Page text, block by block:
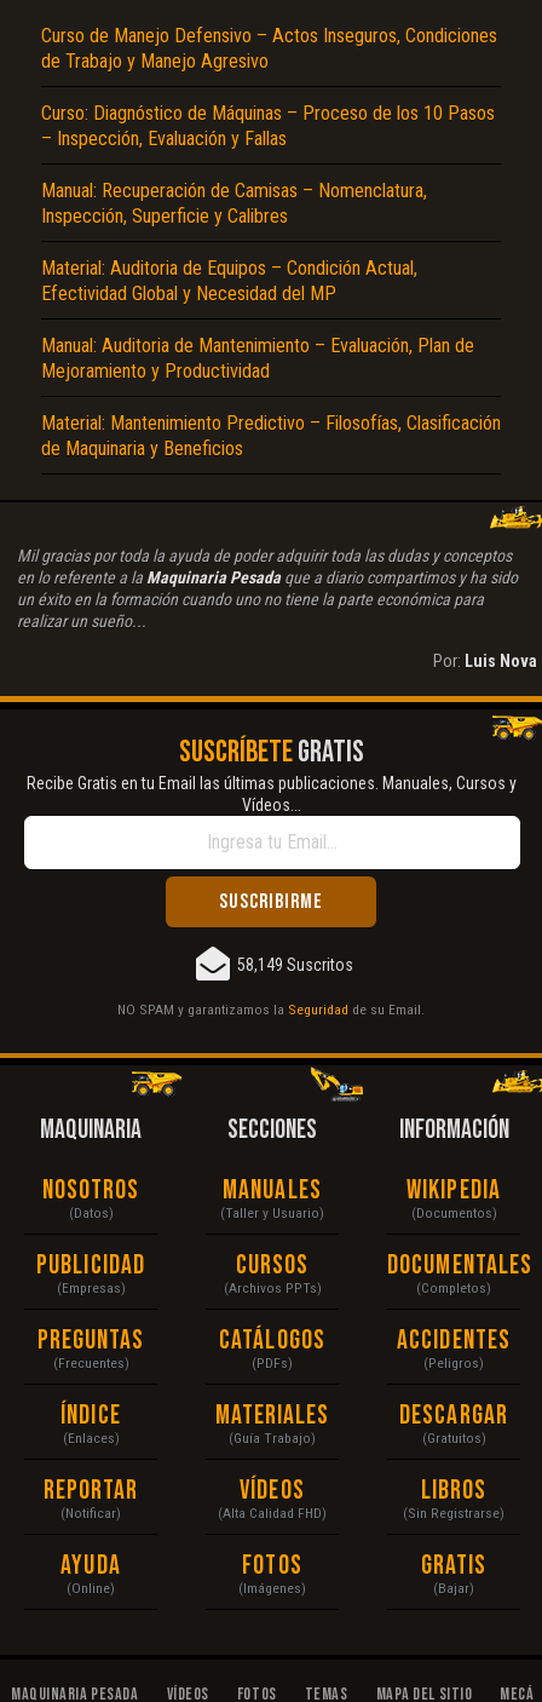
Curso de Manejo Defensivo – Actos Inseguros, Condiciones
de Trabajo y Manejo Agresivo
Curso: Diagnóstico de Máquinas – Proceso de los 10 Pasos
– Inspección, Evaluación y Fallas
Manual: Recuperación de Camisas – Nomenclatura,
Inspección, Superficie y Calibres
Material: Auditoria de Equipos – Condición Actual,
Efectividad Global y Necesidad del MP
Manual: Auditoria de Mantenimiento – Evaluación, Plan de
Mejoramiento y Productividad
Material: Mantenimiento Predictivo – Filosofías, Clasificación
de Maquinaria y Beneficios
Mil gracias por toda la ayuda de poder adquirir toda las dudas y conceptos
en lo referente a la Maquinaria Pesadaque a diario compartimos y ha sido
un éxito en la formación cuando uno no tiene la parte económica para
realizar un sueño...
Por: Luis Nova
SUSCRÍBETEGRATIS
Recibe Gratis en tu Email las últimas publicaciones. Manuales, Cursos y
Vídeos...
58,149 Suscritos
NO SPAM y garantizamos la Seguridad de su Email.
MAQUINARIA
Nosotros
(Datos)
Publicidad
(Empresas)
Preguntas
(Frecuentes)
Índice
(Enlaces)
Reportar
(Notificar)
Ayuda
(Online)
SECCIONES
Manuales
(Taller y Usuario)
Cursos
(Archivos PPTs)
Catálogos
(PDFs)
Materiales
(Guía Trabajo)
Vídeos
(Alta Calidad FHD)
Fotos
(Imágenes)
INFORMACIÓN
Wikipedia
(Documentos)
Documentales
(Completos)
Accidentes
(Peligros)
Descargar
(Gratuitos)
Libros
(Sin Registrarse)
Gratis
(Bajar)
Maquinaria Pesada Vídeos Fotos Temas Mapa del Sitio